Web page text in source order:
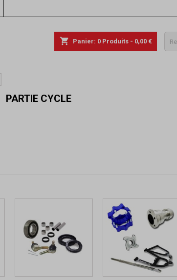
shopping_cart Panier: 0 Produits - 0,00 €
PARTIE CYCLE